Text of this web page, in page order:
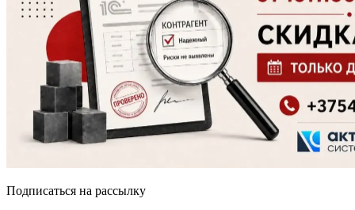
Подписаться на рассылку